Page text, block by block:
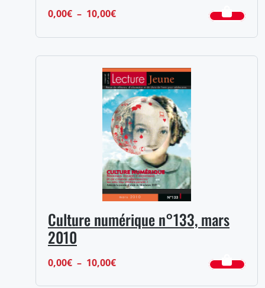
0,00€ – 10,00€Plage
0,00€
à
10,00€
Culture numérique n°133, mars
2010
0,00€ – 10,00€Plage